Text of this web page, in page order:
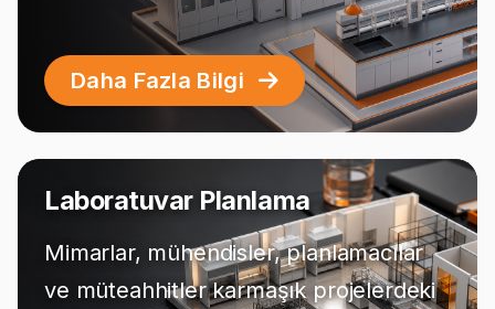
Daha Fazla Bilgi
Laboratuvar Planlama
Mimarlar, mühendisler, planlamacılar
ve müteahhitler karmaşık projelerdeki